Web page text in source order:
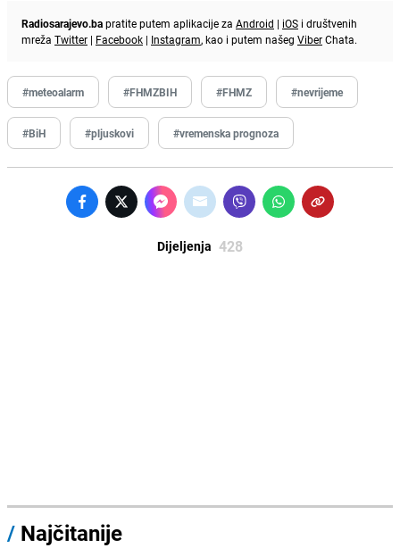
Radiosarajevo.bapratite putem aplikacije za Android | iOS i društvenih
mreža Twitter | Facebook | Instagram, kao i putem našeg ViberChata.
#meteoalarm #FHMZBIH #FHMZ #nevrijeme
#BiH #pljuskovi #vremenska prognoza
Dijeljenja 428
/ Najčitanije